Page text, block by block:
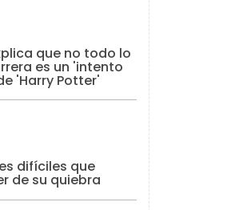
que no todo lo
es un 'intento
'Harry Potter'
difíciles que
de su quiebra